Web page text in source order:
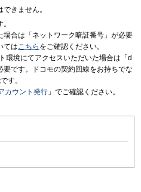
きません。
場合は「ネットワーク暗証番号」が必要
てはこちら をご確認ください。
環境にてアクセスいただいた場合は「d
です。ドコモの契約回線をお持ちでな
す。
カウント発行 」でご確認ください。